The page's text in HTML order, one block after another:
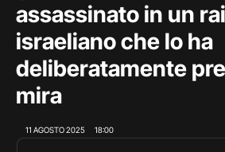
assassinato in un
israeliano che lo ha
deliberatamente
mira
11 AGOSTO 2025 18:00